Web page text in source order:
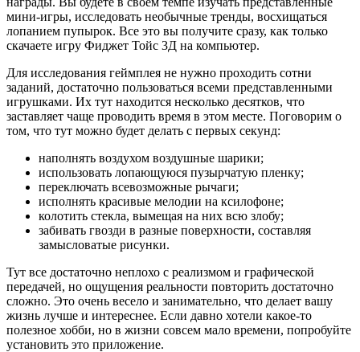
мини-игры, исследовать необычные тренды, восхищаться
лопанием пупырок. Все это вы получите сразу, как только
скачаете игру Фиджет Тойс 3Д на компьютер.
Для исследования геймплея не нужно проходить сотни
заданий, достаточно пользоваться всеми представленными
игрушками. Их тут находится несколько десятков, что
заставляет чаще проводить время в этом месте. Поговорим о
том, что тут можно будет делать с первых секунд:
наполнять воздухом воздушные шарики;
использовать лопающуюся пузырчатую пленку;
переключать всевозможные рычаги;
исполнять красивые мелодии на ксилофоне;
колотить стекла, вымещая на них всю злобу;
забивать гвозди в разные поверхности, составляя
замысловатые рисунки.
Тут все достаточно неплохо с реализмом и графической
передачей, но ощущения реальности повторить достаточно
сложно. Это очень весело и занимательно, что делает вашу
жизнь лучше и интереснее. Если давно хотели какое-то
полезное хобби, но в жизни совсем мало времени, попробуйте
установить это приложение.